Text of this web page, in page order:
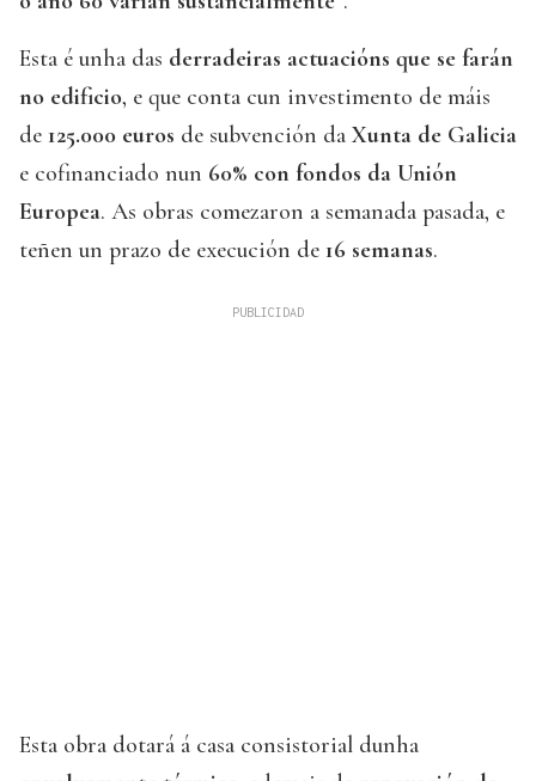
Esta é unha das derradeiras actuacións que se farán
no edificio, e que conta cun investimento de máis
de 125.000 euros de subvención da Xunta de Galicia
e cofinanciado nun 60% con fondos da Unión
Europea. As obras comezaron a semanada pasada, e
teñen un prazo de execución de 16 semanas.
Esta obra dotará á casa consistorial dunha